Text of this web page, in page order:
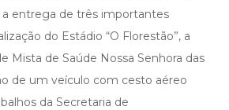
a entrega de três importantes
do Estádio “O Florestão”, a
Mista de Saúde Nossa Senhora das
de um veículo com cesto aéreo
da Secretaria de